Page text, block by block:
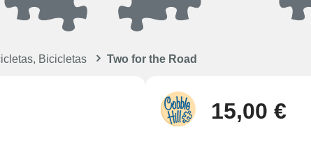
Bicicletas Two for the Road
15,00 €